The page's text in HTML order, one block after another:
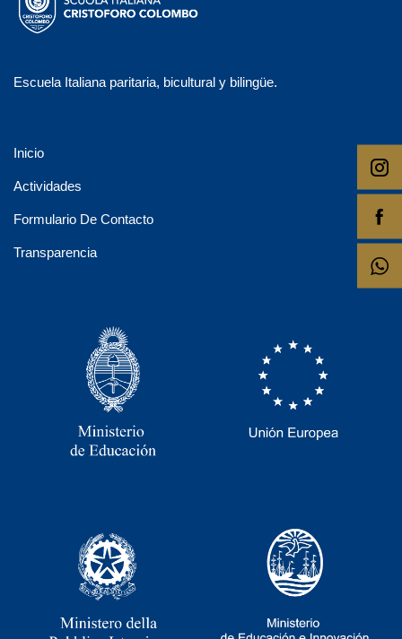
Escuela Italiana paritaria, bicultural y bilingüe.
Inicio
Actividades
Formulario De Contacto
Transparencia